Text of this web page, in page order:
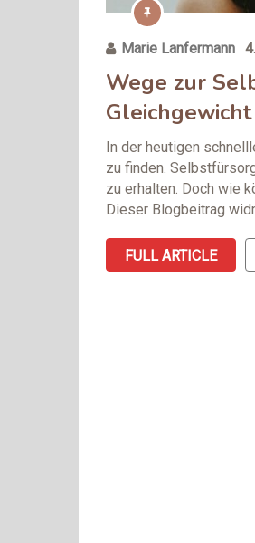
Marie Lanfermann
Wege zur
In der heutigen
zu finden.
zu erhalten. Doch wie
Dieser Blogbeitrag
FULL ARTICLE